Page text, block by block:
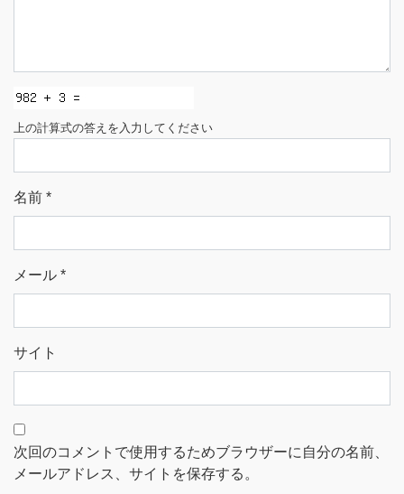
上の計算式の答えを入力してください
名前 *
メール *
サイト
次回のコメントで使用するためブラウザーに自分の名前、
メールアドレス、サイトを保存する。